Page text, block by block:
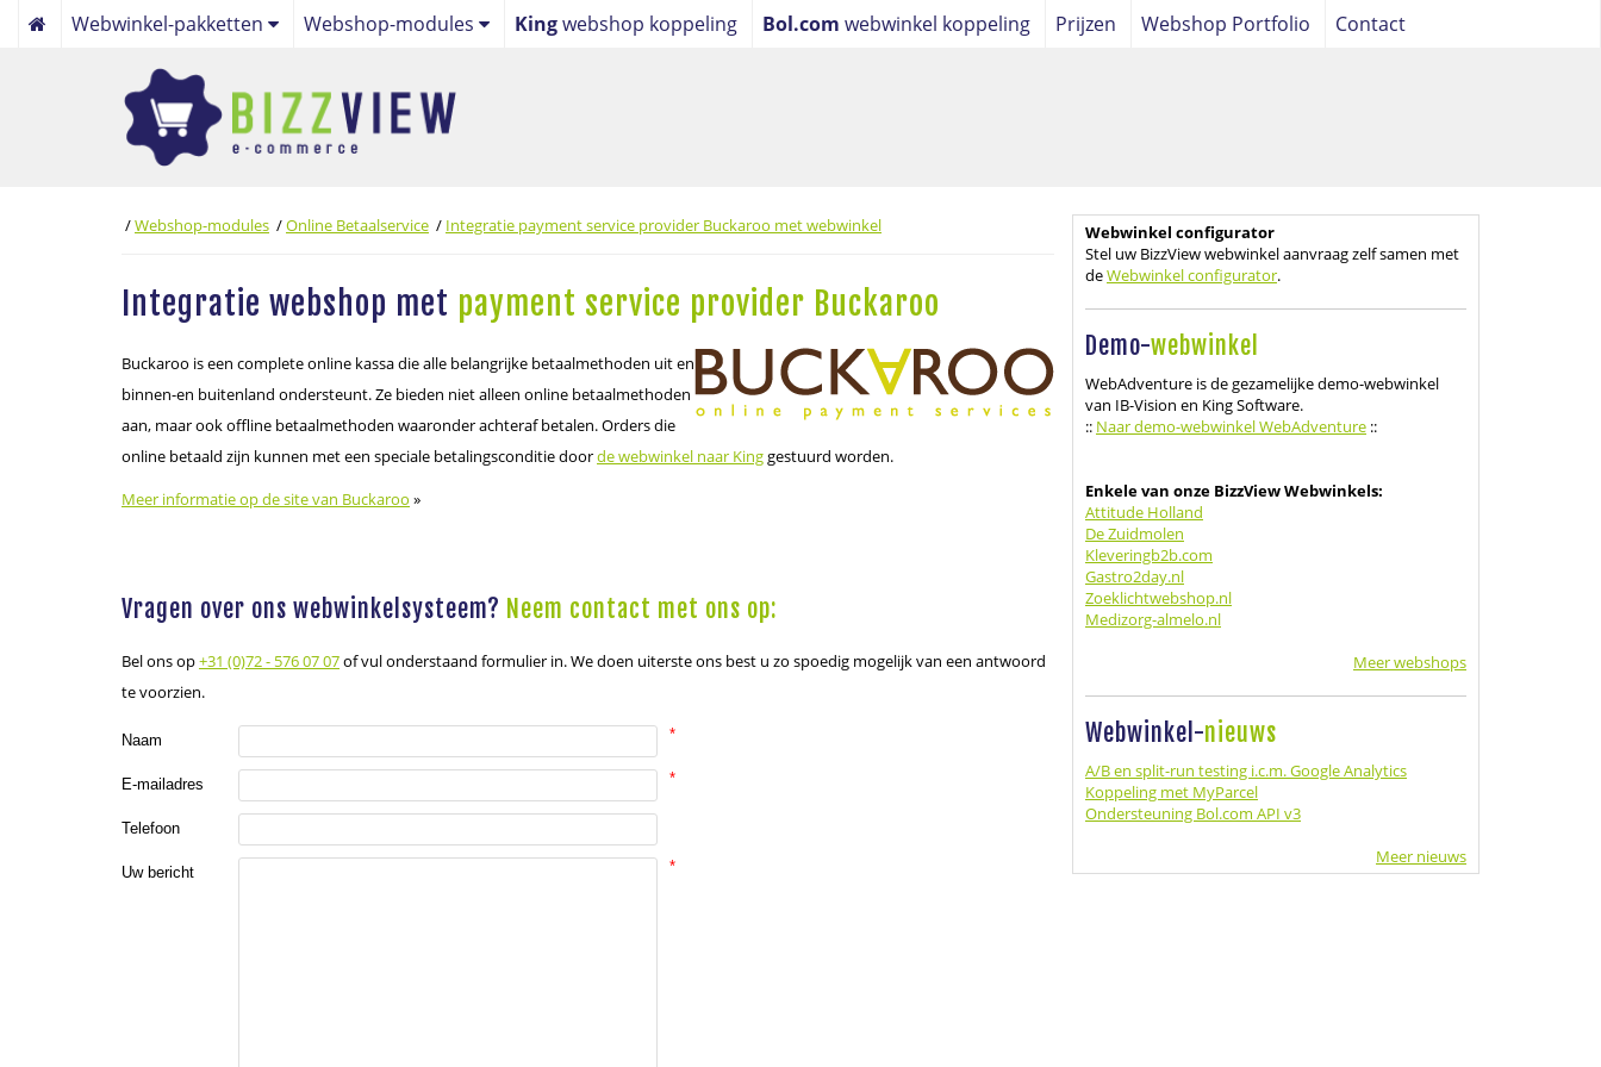
Webwinkel-pakketten
Focus webwinkelpakket
Maatwerk webwinkelpakket
Webshop-modules
Webwinkel
Online Betaalservice
Beheer
Kingwebshop koppeling Bol.com webwinkel koppeling Prijzen Webshop Portfolio Contact
/Webshop-modules /Online Betaalservice / Integratie payment service provider Buckaroo met webwinkel
Integratie webshop met payment service provider Buckaroo
Buckaroo is een complete online kassa die alle belangrijke betaalmethoden uit en
binnen-en buitenland ondersteunt. Ze bieden niet alleen online betaalmethoden
aan, maar ook offline betaalmethoden waaronder achteraf betalen. Orders die
online betaald zijn kunnen met een speciale betalingsconditie doorde webwinkel naar Kinggestuurd worden.
Meer informatie op de site van Buckaroo »
Vragen over ons webwinkelsysteem? Neem contact met ons op:
Bel ons op+31 (0)72 - 576 07 07of vul onderstaand formulier in. We doen uiterste ons best u zo spoedig mogelijk van een antwoord
te voorzien.
Naam
E-mailadres
Telefoon
Uw bericht
Webwinkel configurator
Stel uw BizzView webwinkel aanvraag zelf samen met
deWebwinkel configurator.
Demo-webwinkel
WebAdventure is de gezamelijke demo-webwinkel
van IB-Vision en King Software.
:: Naar demo-webwinkel WebAdventure ::
Enkele van onze BizzView Webwinkels:
Attitude Holland
De Zuidmolen
Kleveringb2b.com
Gastro2day.nl
Zoeklichtwebshop.nl
Medizorg-almelo.nl
Meer webshops
Webwinkel-nieuws
A/B en split-run testing i.c.m. Google Analytics
Koppeling met MyParcel
Ondersteuning Bol.com API v3
Meer nieuws